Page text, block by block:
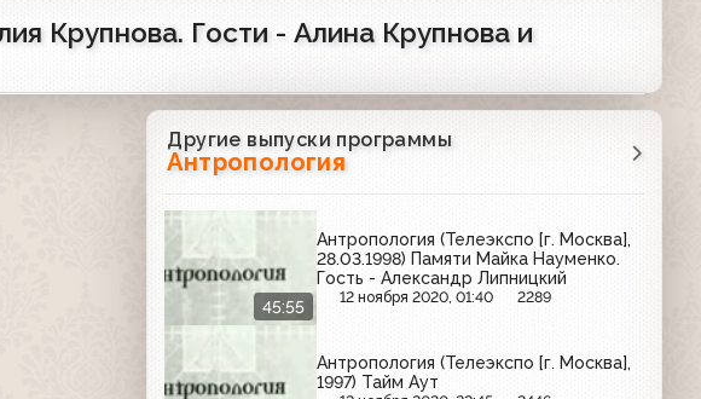
Крупнова. Гости - Алина Крупнова и
Другие выпуски программы
Антропология
45:55
Антропология (Телеэкспо [г. Москва],
28.03.1998) Памяти Майка Науменко.
Гость - Александр Липницкий
12 ноября 2020, 01:40 2289
Антропология (Телеэкспо [г. Москва],
1997) Тайм Аут